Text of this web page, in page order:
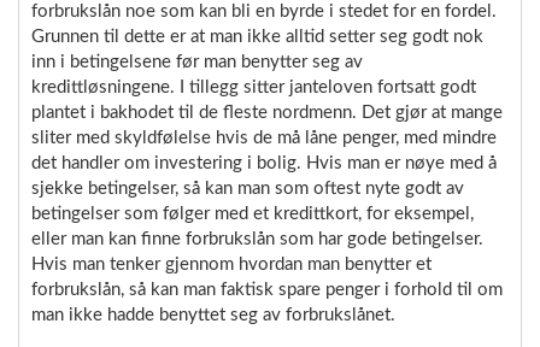
forbrukslån noe som kan bli en byrde i stedet for en fordel.
Grunnen til dette er at man ikke alltid setter seg godt nok
inn i betingelsene før man benytter seg av
kredittløsningene. I tillegg sitter janteloven fortsatt godt
plantet i bakhodet til de fleste nordmenn. Det gjør at mange
sliter med skyldfølelse hvis de må låne penger, med mindre
det handler om investering i bolig. Hvis man er nøye med å
sjekke betingelser, så kan man som oftest nyte godt av
betingelser som følger med et kredittkort, for eksempel,
eller man kan finne forbrukslån som har gode betingelser.
Hvis man tenker gjennom hvordan man benytter et
forbrukslån, så kan man faktisk spare penger i forhold til om
man ikke hadde benyttet seg av forbrukslånet.